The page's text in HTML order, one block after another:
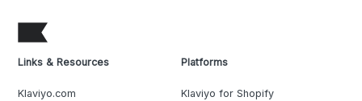
Links & Resources
Klaviyo.com
Platforms
Klaviyo for Shopify